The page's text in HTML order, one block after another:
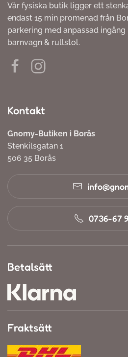
Vår fysiska butik ligger ett
endast 15 min promenad från
parkering med anpassad
barnvagn & rullstol.
Kontakt
Gnomy-Butiken i Borås
Stenkilsgatan 1
506 35 Borås
0736-67
Betalsätt
Fraktsätt